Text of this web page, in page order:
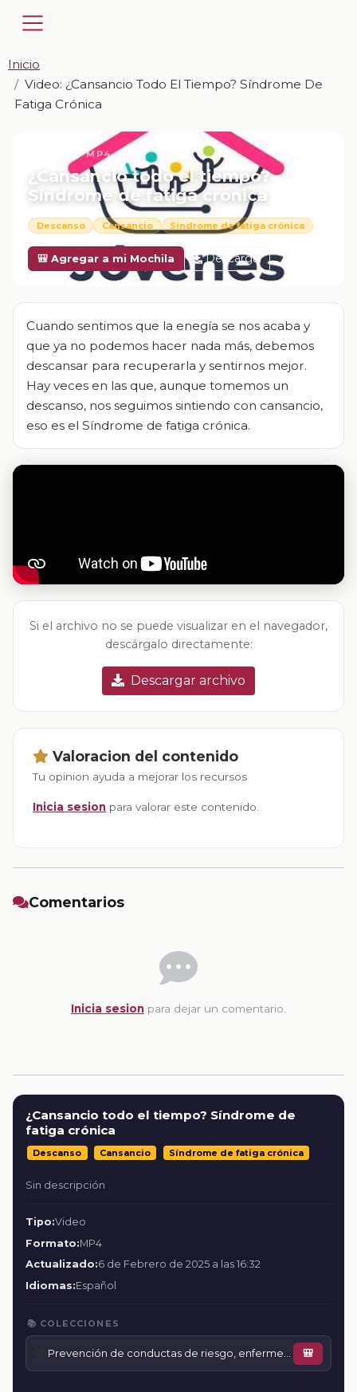
Inicio
Video: ¿Cansancio Todo El Tiempo? Síndrome De
Fatiga Crónica
📎 VIDEO · MP4
¿Cansancio todo el tiempo?
Síndrome de fatiga crónica
Descanso Cansancio Síndrome de fatiga crónica
🎒 Agregar a mi Mochila Descargar
Cuando sentimos que la enegía se nos acaba y
que ya no podemos hacer nada más, debemos
descansar para recuperarla y sentirnos mejor.
Hay veces en las que, aunque tomemos un
descanso, nos seguimos sintiendo con cansancio,
eso es el Síndrome de fatiga crónica.
Si el archivo no se puede visualizar en el navegador,
descárgalo directamente:
Descargar archivo
Valoracion del contenido
Tu opinion ayuda a mejorar los recursos
Inicia sesion para valorar este contenido.
Comentarios
Inicia sesion para dejar un comentario.
¿Cansancio todo el tiempo? Síndrome de
fatiga crónica
Descanso Cansancio Síndrome de fatiga crónica
Sin descripción
Tipo:Video
Formato:MP4
Actualizado:6 de Febrero de 2025 a las 16:32
Idiomas:Español
📚 COLECCIONES
🎒